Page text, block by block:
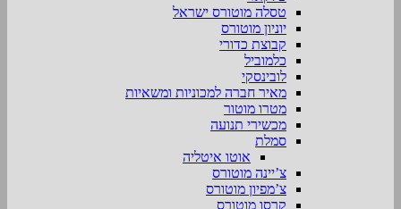
טסלה מוטורס ישראל
יוניון מוטורס
קבוצת כדורי
כלמוביל
לובינסקי
מאיר חברה למכוניות ומשאיות
מטרו מוטור
מכשירי תנועה
סמלת
אוטו איטליה
צ’יינה מוטורס
צ’מפיון מוטורס
קרסו מוטורס